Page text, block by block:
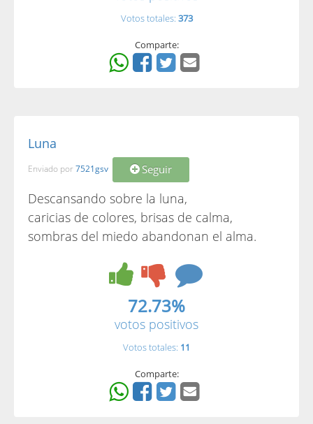
Votos totales: 373
Comparte:
Luna
Enviado por 7521gsv Seguir
Descansando sobre la luna,
caricias de colores, brisas de calma,
sombras del miedo abandonan el alma.
72.73%
votos positivos
Votos totales: 11
Comparte: